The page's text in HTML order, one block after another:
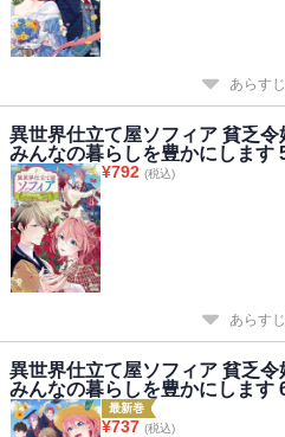
あらす
異世界仕立て屋ソフィア 貧乏
みんなの暮らしを豊かにします
¥792 (税込)
あらす
異世界仕立て屋ソフィア 貧乏
みんなの暮らしを豊かにします
最新巻
¥737 (税込)